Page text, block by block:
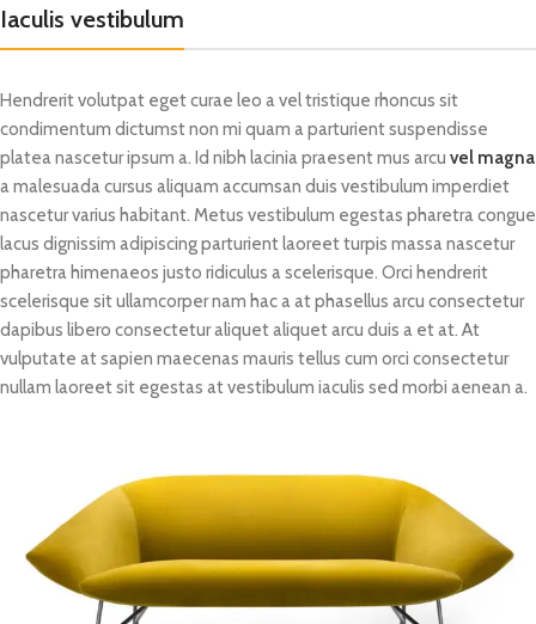
Iaculis vestibulum
Hendrerit volutpat eget curae leo a vel tristique rhoncus sit
condimentum dictumst non mi quam a parturient suspendisse
platea nascetur ipsum a. Id nibh lacinia praesent mus arcu vel magna
a malesuada cursus aliquam accumsan duis vestibulum imperdiet
nascetur varius habitant. Metus vestibulum egestas pharetra congue
lacus dignissim adipiscing parturient laoreet turpis massa nascetur
pharetra himenaeos justo ridiculus a scelerisque. Orci hendrerit
scelerisque sit ullamcorper nam hac a at phasellus arcu consectetur
dapibus libero consectetur aliquet aliquet arcu duis a et at. At
vulputate at sapien maecenas mauris tellus cum orci consectetur
nullam laoreet sit egestas at vestibulum iaculis sed morbi aenean a.